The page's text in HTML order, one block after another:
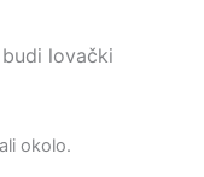
lovački
okolo.